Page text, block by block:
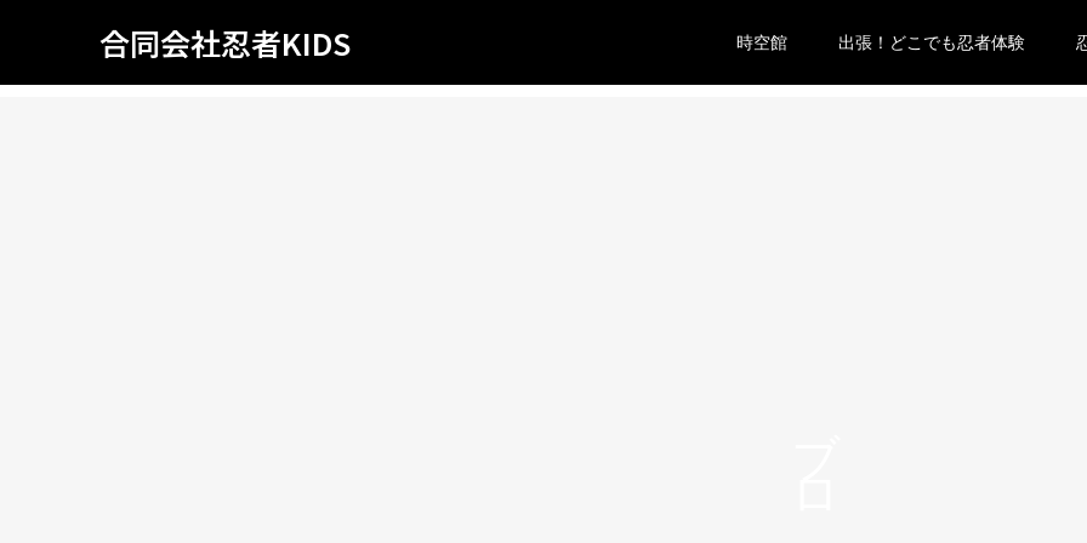
合同会社忍者KIDS 時空館 出張！どこでも忍者体験